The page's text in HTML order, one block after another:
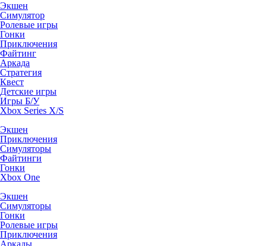
Экшен
Симулятор
Ролевые игры
Гонки
Приключения
Файтинг
Аркада
Стратегия
Квест
Детские игры
Игры Б/У
Xbox Series X/S
Экшен
Приключения
Симуляторы
Файтинги
Гонки
Xbox One
Экшен
Симуляторы
Гонки
Ролевые игры
Приключения
Аркады